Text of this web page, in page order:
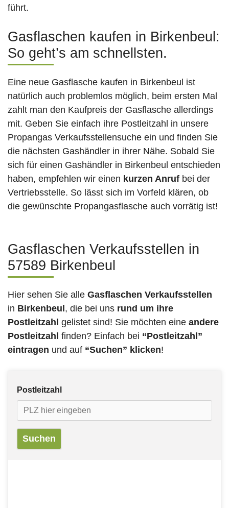
führt.
Gasflaschen kaufen in Birkenbeul:
So geht’s am schnellsten.
Eine neue Gasflasche kaufen in Birkenbeul ist
natürlich auch problemlos möglich, beim ersten Mal
zahlt man den Kaufpreis der Gasflasche allerdings
mit. Geben Sie einfach ihre Postleitzahl in unsere
Propangas Verkaufsstellensuche ein und finden Sie
die nächsten Gashändler in ihrer Nähe. Sobald Sie
sich für einen Gashändler in Birkenbeul entschieden
haben, empfehlen wir einen kurzen Anruf bei der
Vertriebsstelle. So lässt sich im Vorfeld klären, ob
die gewünschte Propangasflasche auch vorrätig ist!
Gasflaschen Verkaufsstellen in
57589 Birkenbeul
Hier sehen Sie alle Gasflaschen Verkaufsstellen
in Birkenbeul , die bei uns rund um ihre
Postleitzahl gelistet sind! Sie möchten eine andere
Postleitzahl finden? Einfach bei “Postleitzahl”
eintragen und auf “Suchen” klicken!
Postleitzahl